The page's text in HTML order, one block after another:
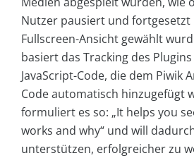
Nutzer pausiert und
Fullscreen-Ansicht gewählt
basiert das Tracking des
JavaScript-Code, die dem Piwik
Code automatisch hinzugefügt
formuliert es so: „It helps you
works and why“ und will
unterstützen, erfolgreicher zu